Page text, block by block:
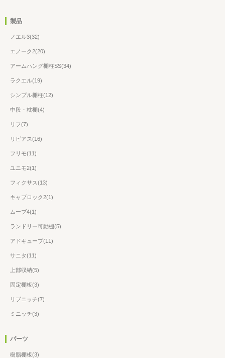
製品
ノエル3(32)
エノーク2(20)
アームハング棚柱SS(34)
ラクエル(19)
シンプル棚柱(12)
中段・枕棚(4)
リフ(7)
リビアス(16)
フリモ(11)
ユニモ2(1)
フィクサス(13)
キャブロック2(1)
ムーブ4(1)
ランドリー可動棚(5)
アドキューブ(11)
サニタ(11)
上部収納(5)
固定棚板(3)
リブニッチ(7)
ミニッチ(3)
パーツ
樹脂棚板(3)